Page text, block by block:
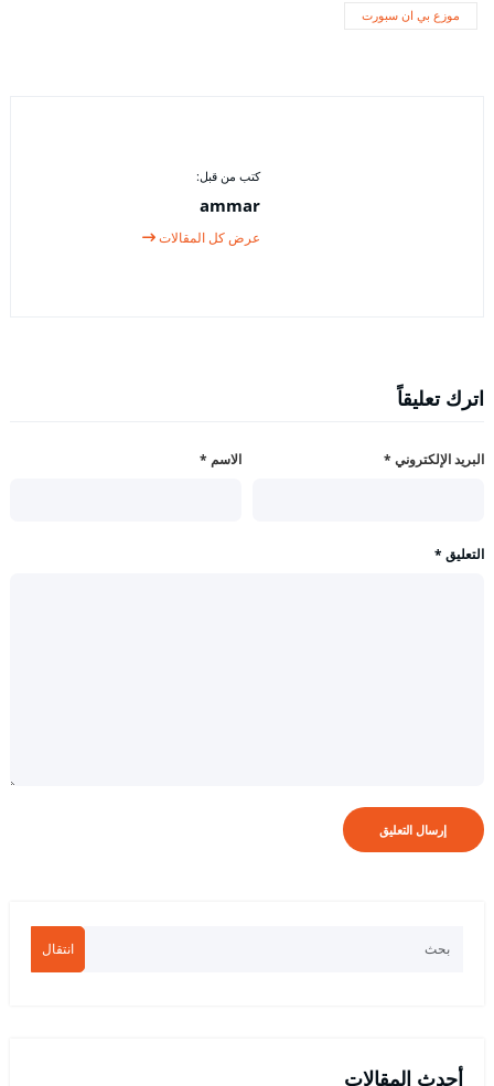
موزع بي ان سبورت
كتب من قبل:
ammar
عرض كل المقالات
اترك تعليقاً
الاسم * البريد الإلكتروني *
التعليق *
انتقال
أحدث المقالات